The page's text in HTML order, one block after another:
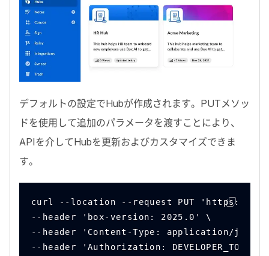
デフォルトの設定でHubが作成されます。 PUT メソッ
ドを使用して追加のパラメータを渡すことにより、
APIを介してHubを更新およびカスタマイズできま
す。
curl --location --request PUT 'https://
--header 'box-version: 2025.0' \
--header 'Content-Type: application/json'
--header 'Authorization: